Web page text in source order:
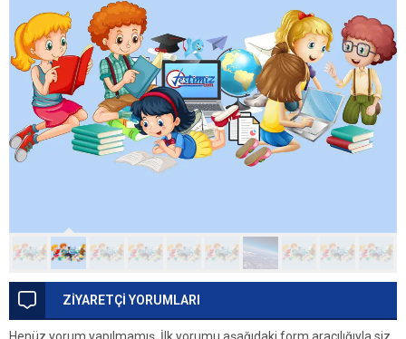
ZİYARETÇİ YORUMLARI